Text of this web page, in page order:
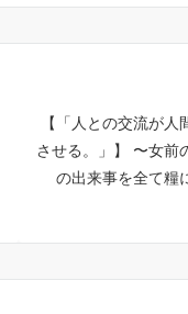
【「人との交流が人
させる。」】 〜女前
の出来事を全て糧